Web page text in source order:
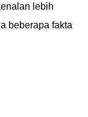
lebih
beberapa fakta